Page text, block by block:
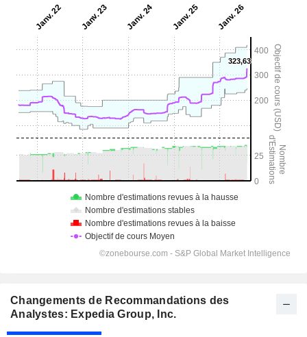
Changements de Recommandations des
Analystes: Expedia Group, Inc.